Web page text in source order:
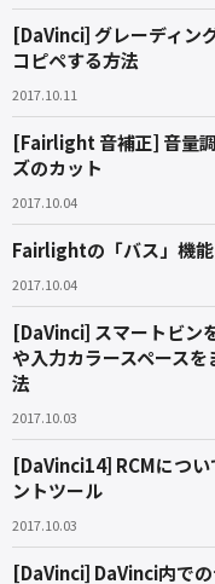
[DaVinci] グレーディン
コピペする方法
2017.10.11
[Fairlight 音補正] 音量
ズのカット
2017.10.04
Fairlightの「バス」機
2017.10.04
[DaVinci] スマートビン
や入力カラースペース
法
2017.10.03
[DaVinci14] RCMにつ
ントツール
2017.10.03
[DaVinci] DaVinci内で